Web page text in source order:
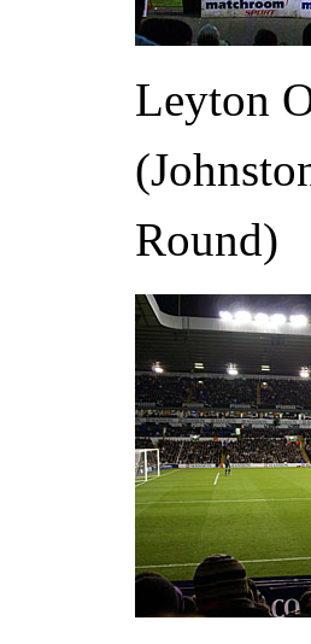
Leyton
Round)